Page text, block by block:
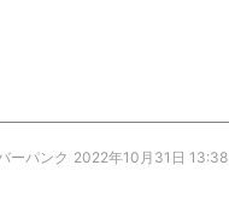
ーパンク 2022年10月31日 13:38